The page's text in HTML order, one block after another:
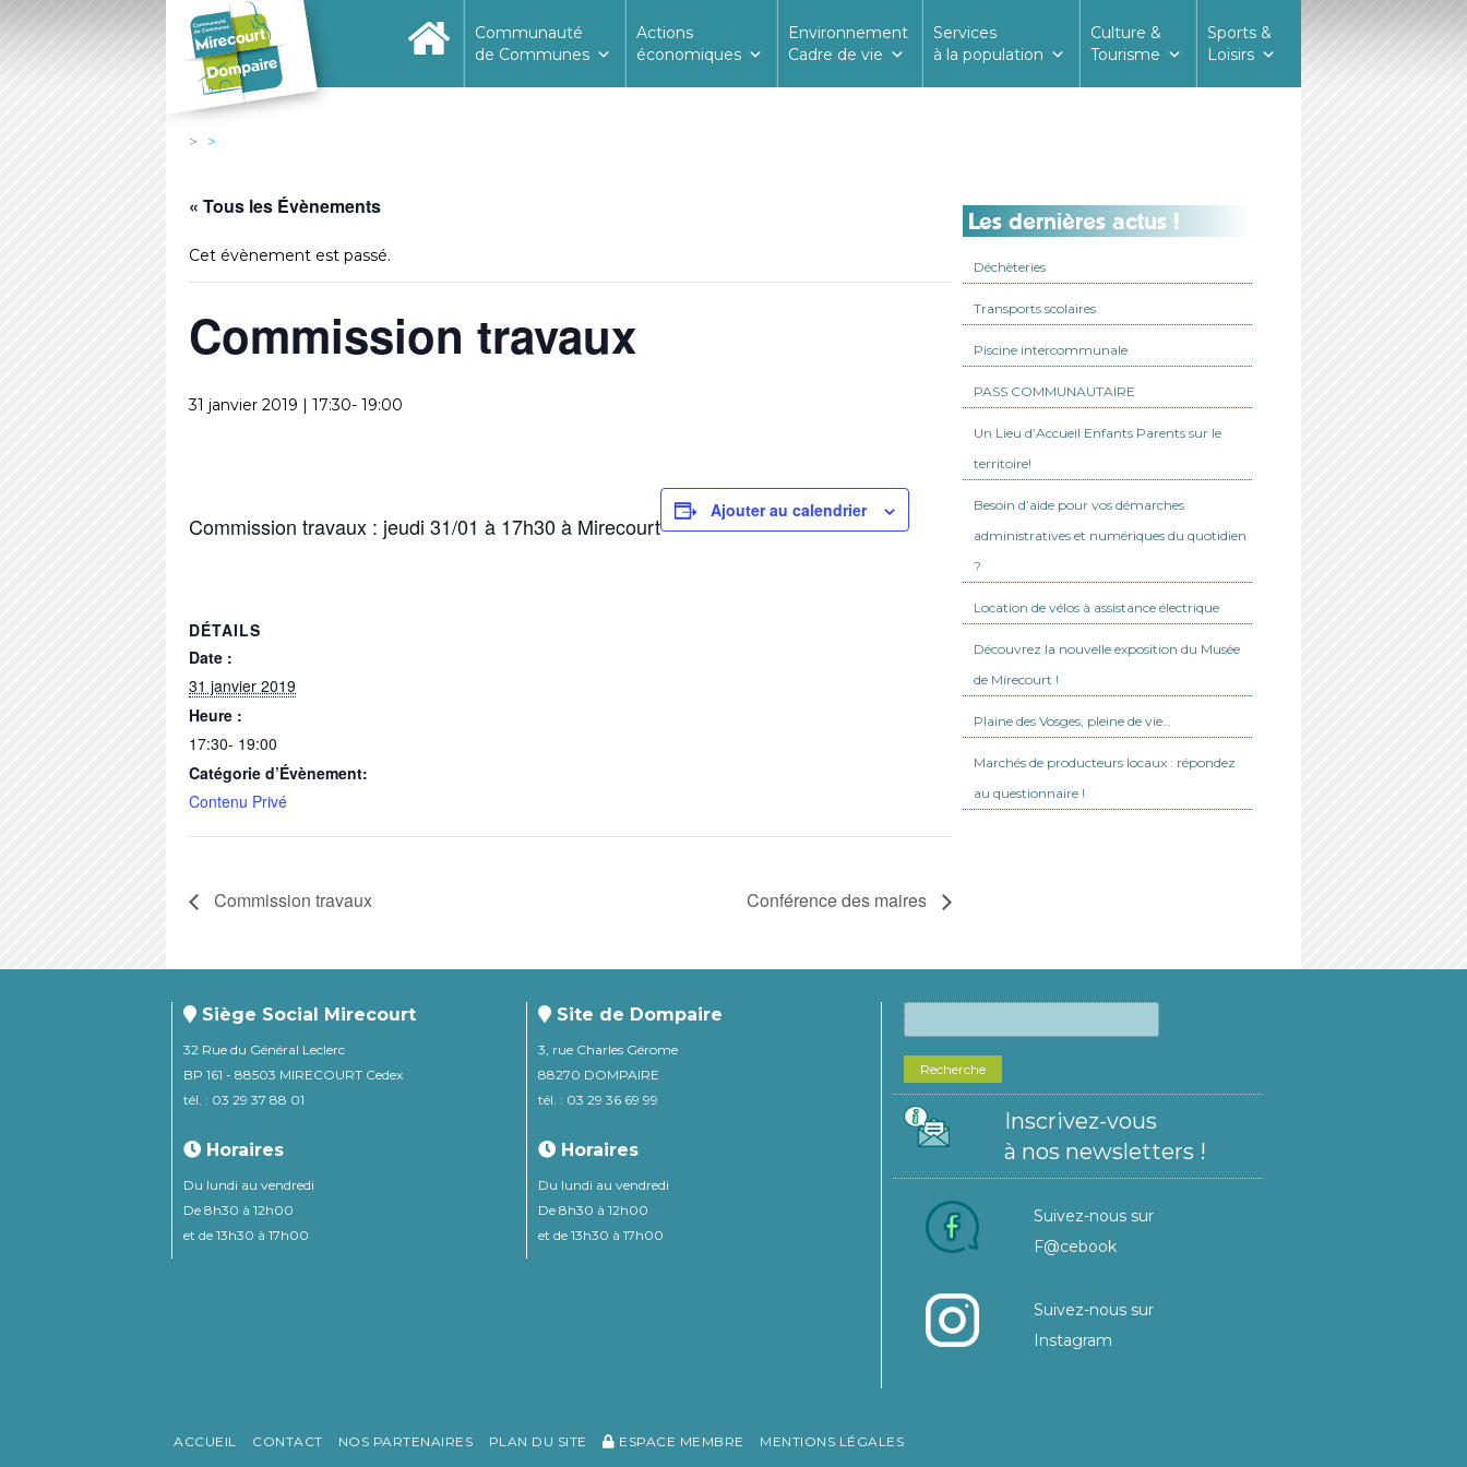
Communauté
de Communes
Actions
économiques
Environnement
Cadre de vie
Services
à la population
Culture &
Tourisme
Sports &
Loisirs
« Tous les Évènements
Cet évènement est passé.
Commission travaux
31 janvier 2019 | 17:30- 19:00
Commission travaux : jeudi 31/01 à 17h30 à Mirecourt
Ajouter au calendrier
DÉTAILS
Date :
31 janvier 2019
Heure :
17:30- 19:00
Catégorie d’Évènement:
Contenu Privé
Commission travaux Conférence des maires
Les dernières actus !
Déchèteries
Transports scolaires
Piscine intercommunale
PASS COMMUNAUTAIRE
Un Lieu d’Accueil Enfants Parents sur le
territoire!
Besoin d’aide pour vos démarches
administratives et numériques du quotidien
?
Location de vélos à assistance électrique
Découvrez la nouvelle exposition du Musée
de Mirecourt !
Plaine des Vosges, pleine de vie…
Marchés de producteurs locaux : répondez
au questionnaire !
Siège Social Mirecourt
32 Rue du Général Leclerc
BP 161 - 88503 MIRECOURT Cedex
tél. : 03 29 37 88 01
Horaires
Du lundi au vendredi
De 8h30 à 12h00
et de 13h30 à 17h00
Site de Dompaire
3, rue Charles Gérome
88270 DOMPAIRE
tél. : 03 29 36 69 99
Horaires
Du lundi au vendredi
De 8h30 à 12h00
et de 13h30 à 17h00
Recherche
Inscrivez-vous
à nos newsletters !
Suivez-nous sur
F@cebook
Suivez-nous sur
Instagram
ACCUEIL CONTACT NOS PARTENAIRES PLAN DU SITE ESPACE MEMBRE MENTIONS LÉGALES